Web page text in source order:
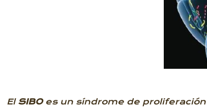
El SIBOes un síndrome de